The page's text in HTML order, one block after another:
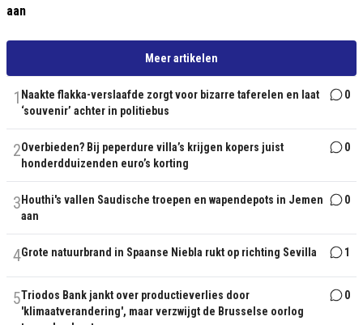
aan
Meer artikelen
1 Naakte flakka-verslaafde zorgt voor bizarre taferelen en laat
‘souvenir’ achter in politiebus
0
2Overbieden? Bij peperdure villa’s krijgen kopers juist
honderdduizenden euro’s korting
0
3 Houthi's vallen Saudische troepen en wapendepots in Jemen
aan
0
4Grote natuurbrand in Spaanse Niebla rukt op richting Sevilla 1
5Triodos Bank jankt over productieverlies door
'klimaatverandering', maar verzwijgt de Brusselse oorlog
0